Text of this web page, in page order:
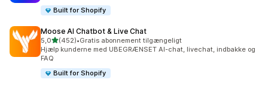
Built for Shopify
Moose AI Chatbot & Live Chat
5,0ud af 5 stjerner
(452)
452 anmeldelser i alt
•Gratis abonnement tilgængeligt
Hjælp kunderne med UBEGRÆNSET AI-chat, livechat, indbakke og
FAQ
Built for Shopify